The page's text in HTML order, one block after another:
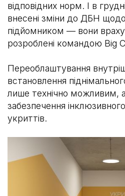
відповідних норм. І в
внесені зміни до ДБН щодо
підйомником — вони
розроблені командою Big
Переоблаштування
встановлення
лише технічно можливим,
забезпечення
укриттів.